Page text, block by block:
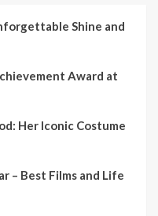
Shine and
Award at
Her Iconic Costume
– Best Films and Life